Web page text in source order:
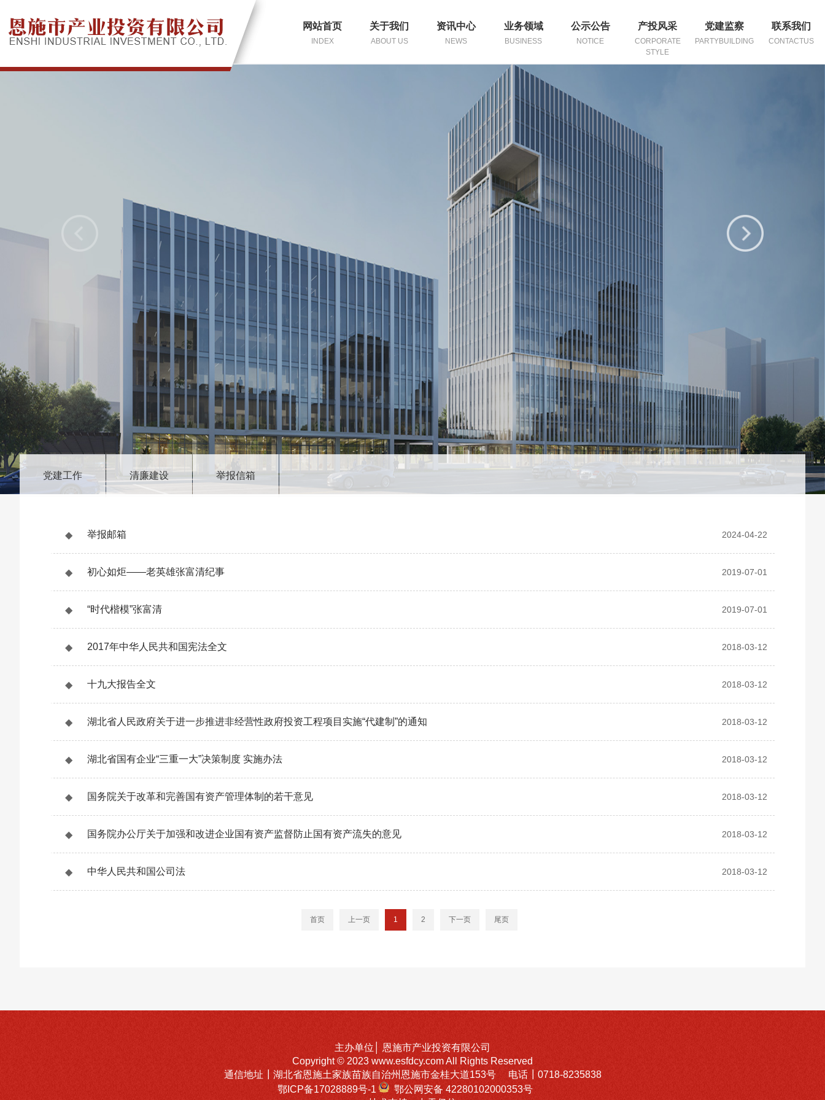
网站首页
INDEX
关于我们
ABOUT US
资讯中心
NEWS
业务领域
BUSINESS
公示公告
NOTICE
产投风采
CORPORATE
STYLE
党建监察
PARTYBUILDING
联系我们
CONTACTUS
党建工作 清廉建设 举报信箱
◆ 举报邮箱 2024-04-22
◆ 初心如炬——老英雄张富清纪事 2019-07-01
◆ “时代楷模”张富清 2019-07-01
◆ 2017年中华人民共和国宪法全文 2018-03-12
◆ 十九大报告全文 2018-03-12
◆ 湖北省人民政府关于进一步推进非经营性政府投资工程项目实施“代建制”的通知 2018-03-12
◆ 湖北省国有企业“三重一大”决策制度 实施办法 2018-03-12
◆ 国务院关于改革和完善国有资产管理体制的若干意见 2018-03-12
◆ 国务院办公厅关于加强和改进企业国有资产监督防止国有资产流失的意见 2018-03-12
◆ 中华人民共和国公司法 2018-03-12
首页 上一页 1 2 下一页 尾页
主办单位│ 恩施市产业投资有限公司
Copyright © 2023 www.esfdcy.com All Rights Reserved
通信地址┃湖北省恩施土家族苗族自治州恩施市金桂大道153号 电话┃0718-8235838
鄂ICP备17028889号-1
鄂公网安备 42280102000353号